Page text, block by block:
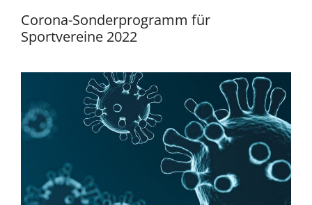
Corona-Sonderprogramm für
Sportvereine 2022